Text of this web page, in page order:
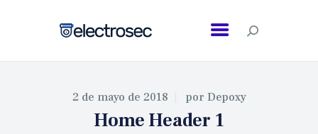
2 de mayo de 2018 por Depoxy
Home Header 1
INICIO
SERVICIOS